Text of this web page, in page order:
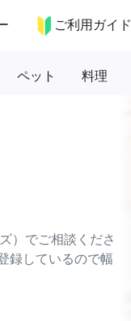
ご利用ガイド
ペット 料理
）でご相談くださ
録しているので幅